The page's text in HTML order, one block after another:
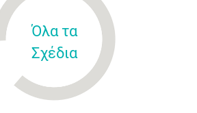
Όλα τα
Σχέδια